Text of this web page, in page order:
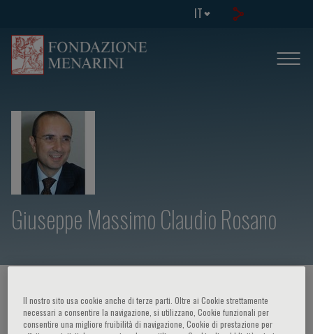
IT
Giuseppe Massimo Claudio Rosano
Il nostro sito usa cookie anche di terze parti. Oltre ai Cookie strettamente
necessari a consentire la navigazione, si utilizzano, Cookie funzionali per
consentire una migliore fruibilità di navigazione, Cookie di prestazione per